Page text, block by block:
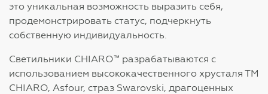
это уникальная возможность выразить себя,
продемонстрировать статус, подчеркнуть
собственную индивидуальность.
Светильники CHIARO™ разрабатываются с
использованием высококачественного хрусталя ТМ
CHIARO, Asfour, страз Swarovski, драгоценных